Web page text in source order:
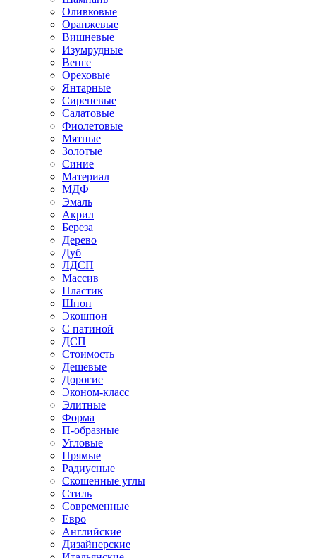
Оливковые
Оранжевые
Вишневые
Изумрудные
Венге
Ореховые
Янтарные
Сиреневые
Салатовые
Фиолетовые
Мятные
Золотые
Синие
Материал
МДФ
Эмаль
Акрил
Береза
Дерево
Дуб
ЛДСП
Массив
Пластик
Шпон
Экошпон
С патиной
ДСП
Стоимость
Дешевые
Дорогие
Эконом-класс
Элитные
Форма
П-образные
Угловые
Прямые
Радиусные
Скошенные углы
Стиль
Современные
Евро
Английские
Дизайнерские